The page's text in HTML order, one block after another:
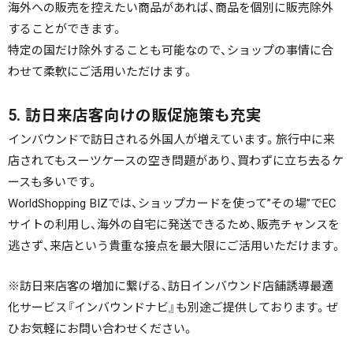
海外への販売を控えたい商品があれば、商品を個別に販売除外
することができます。
特定の国だけ除外することも可能なので、ショップの事情に合
わせて柔軟にご活用いただけます。
5. 訪日来店客向けの販促施策も充実
インバウンドで訪日される外国人が増えています。旅行中に来
店されてもスーツケースの空き問題があり、買わずに立ち去るケ
ースも多いです。
WorldShopping BIZでは、ショップカードを使って”その場”でEC
サイトの利用し、海外の自宅に発送できるため、販売チャンスを
逃さず、来店という貴重な接点を最大限にご活用いただけます。
※訪日来店客の増加に繋げる、訪日インバウンド店舗誘導最適
化サービス『インバウンドナビ』も別途ご提供しております。ぜ
ひお気軽にお問い合わせください。